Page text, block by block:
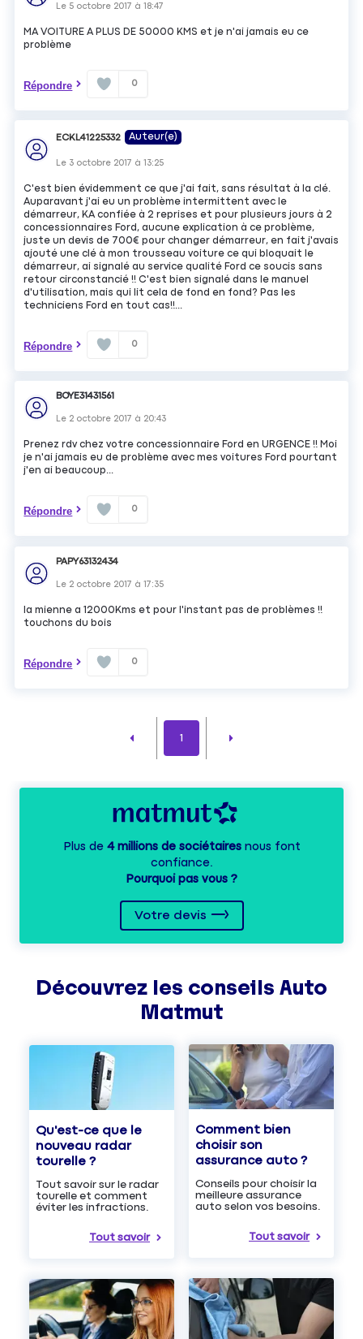
Le 5 octobre 2017 à18:47
MA VOITURE A PLUS DE 50000 KMS et je n'ai jamais eu ce
problème
Répondre 0
ECKL41225332 Auteur(e)
Le 3 octobre 2017 à13:25
C'est bien évidemment ce que j'ai fait, sans résultat à la clé.
Auparavant j'ai eu un problème intermittent avec le
démarreur, KA confiée à 2 reprises et pour plusieurs jours à 2
concessionnaires Ford, aucune explication à ce problème,
juste un devis de 700€ pour changer démarreur, en fait j'avais
ajouté une clé à mon trousseau voiture ce qui bloquait le
démarreur, ai signalé au service qualité Ford ce soucis sans
retour circonstancié !! C'est bien signalé dans le manuel
d'utilisation, mais qui lit cela de fond en fond? Pas les
techniciens Ford en tout cas!!...
Répondre 0
BOYE31431561
Le 2 octobre 2017 à 20:43
Prenez rdv chez votre concessionnaire Ford en URGENCE !! Moi
je n'ai jamais eu de problème avec mes voitures Ford pourtant
j'en ai beaucoup...
Répondre 0
PAPY63132434
Le 2 octobre 2017 à17:35
la mienne a 12000Kms et pour l'instant pas de problèmes !!
touchons du bois
Répondre 0
1
Plus de 4 millions de sociétairesnous font
confiance.
Pourquoi pas vous ?
Votre devis
Découvrez les conseils Auto
Matmut
Qu'est-ce que le
nouveau radar
tourelle ?
Tout savoir sur le radar
tourelle et comment
éviter les infractions.
Tout savoir
Comment bien
choisir son
assurance auto ?
Conseils pour choisir la
meilleure assurance
auto selon vos besoins.
Tout savoir